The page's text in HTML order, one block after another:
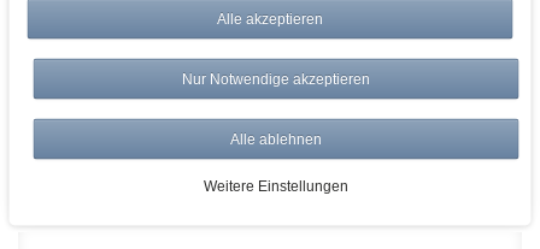
Versandkostenfrei ab 150€
Risikolos: 14 Tage Rückgabe
Über 20.000 Artikel
Schnelle Lieferung
Alle akzeptieren
Nur Notwendige akzeptieren
Alle ablehnen
Weitere Einstellungen